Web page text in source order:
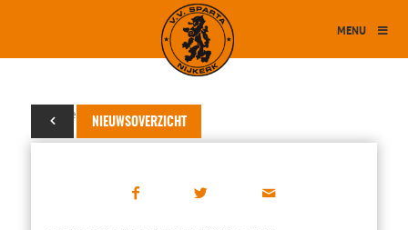
MENU
NIEUWSOVERZICHT
09 november 2021